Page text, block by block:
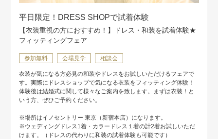
平日限定！DRESS SHOPで試着体験
【衣装重視の方におすすめ！】ドレス・和装を試着体験★
フィッティングフェア
参加無料 会場見学 相談会
衣装が気になる方必見の和装やドレスをお試しいただけるフェアで
す。実際にドレスショップで気になる衣装をフィッティング体験！
体験後は結婚式に関して様々なご案内を致します。まずは衣装！と
いう方、ぜひご予約ください。
※場所はイノセントリー 東京（新宿本店）になります。
※ウェディングドレス1着・カラードレス１着の計2着お試しいただ
けます。（ドレスの代わりに和装の試着体験も可能です）